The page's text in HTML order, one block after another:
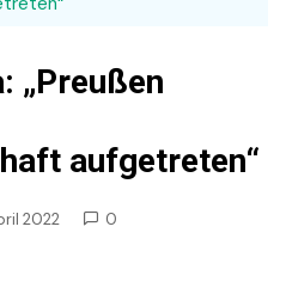
„Preußen
aufgetreten“
2022
0